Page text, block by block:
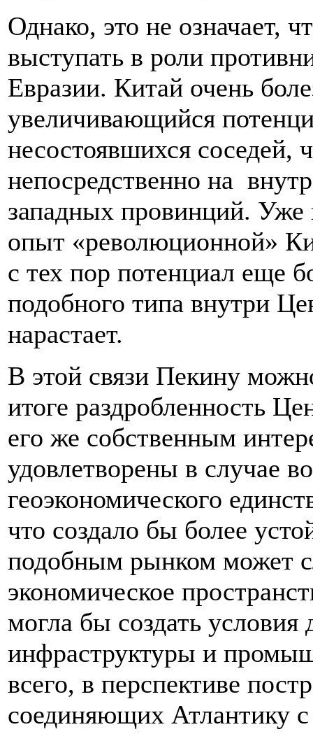
Однако, это не означает,
выступать в роли
Евразии. Китай очень
увеличивающийся
несостоявшихся соседей,
непосредственно на
западных провинций. Уже
опыт «революционной»
с тех пор потенциал еще
подобного типа внутри
нарастает.
В этой связи Пекину
итоге раздробленность
его же собственным
удовлетворены в случае
геоэкономического
что создало бы более
подобным рынком может
экономическое
могла бы создать
инфраструктуры и
всего, в перспективе
соединяющих Атлантику